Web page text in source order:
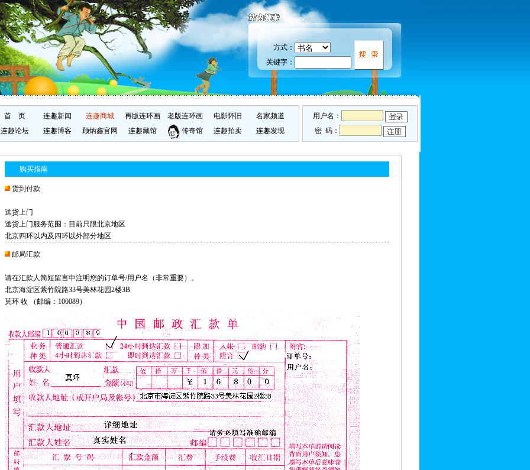
方式：
关键字：
首 页 连趣新闻 连趣商城 再版连环画 老版连环画 电影怀旧
名家频道
连趣论坛
连趣博客 顾炳鑫官网 连趣藏馆 传奇馆 连趣拍卖 连趣发现
用户名：
密 码：
购买指南
货到付款
送货上门
送货上门服务范围：目前只限北京地区
北京四环以内及四环以外部分地区
邮局汇款
请在汇款人简短留言中注明您的订单号/用户名（非常重要）。
北京海淀区紫竹院路33号美林花园2楼3B
莫环 收 （邮编：100089）